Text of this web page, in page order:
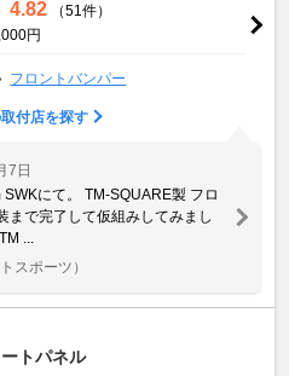
4.82
（51件）
円
フロントバンパー
付店を探す
7日
にて。 TM-SQUARE製 フロ
まで完了して仮組みしてみまし
...
スポーツ）
トパネル